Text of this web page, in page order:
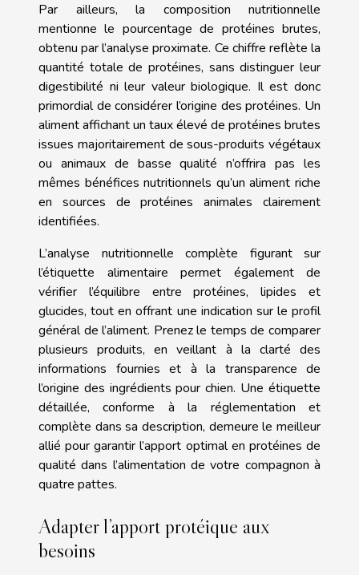
Par ailleurs, la composition nutritionnelle
mentionne le pourcentage de protéines brutes,
obtenu par l’analyse proximate. Ce chiffre reflète la
quantité totale de protéines, sans distinguer leur
digestibilité ni leur valeur biologique. Il est donc
primordial de considérer l’origine des protéines. Un
aliment affichant un taux élevé de protéines brutes
issues majoritairement de sous-produits végétaux
ou animaux de basse qualité n’offrira pas les
mêmes bénéfices nutritionnels qu’un aliment riche
en sources de protéines animales clairement
identifiées.
L’analyse nutritionnelle complète figurant sur
l’étiquette alimentaire permet également de
vérifier l’équilibre entre protéines, lipides et
glucides, tout en offrant une indication sur le profil
général de l’aliment. Prenez le temps de comparer
plusieurs produits, en veillant à la clarté des
informations fournies et à la transparence de
l’origine des ingrédients pour chien. Une étiquette
détaillée, conforme à la réglementation et
complète dans sa description, demeure le meilleur
allié pour garantir l’apport optimal en protéines de
qualité dans l’alimentation de votre compagnon à
quatre pattes.
Adapter l’apport protéique aux
besoins